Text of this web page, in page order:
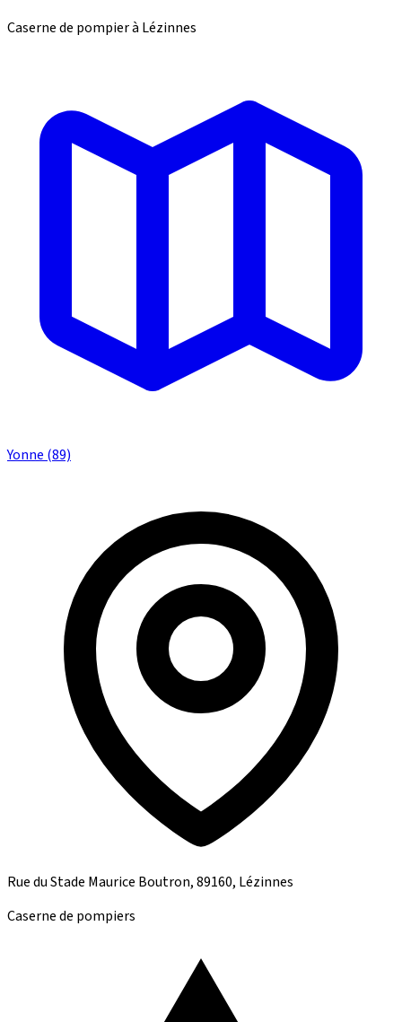
Caserne de pompier à Lézinnes
Yonne (89)
Rue du Stade Maurice Boutron, 89160, Lézinnes
Caserne de pompiers